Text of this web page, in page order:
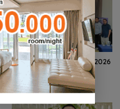
ASITA Kepri Travel Mart 2026
Siap Promosikan Wisata
Lintas Destinasi di Kepri